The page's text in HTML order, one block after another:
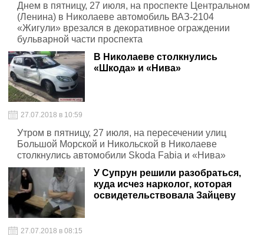
Днем в пятницу, 27 июля, на проспекте Центральном
(Ленина) в Николаеве автомобиль ВАЗ-2104
«Жигули» врезался в декоративное ограждении
бульварной части проспекта
В Николаеве столкнулись
«Шкода» и «Нива»
27.07.2018 в 10:59
Утром в пятницу, 27 июля, на пересечении улиц
Большой Морской и Никольской в Николаеве
столкнулись автомобили Skoda Fabia и «Нива»
У Cупрун решили разобраться,
куда исчез нарколог, которая
освидетельствовала Зайцеву
27.07.2018 в 08:15